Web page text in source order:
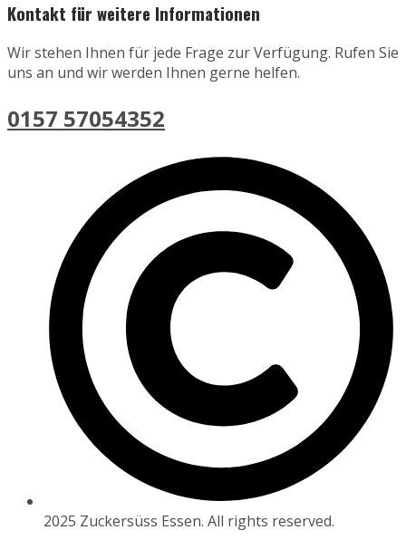
Kontakt für weitere Informationen
Wir stehen Ihnen für jede Frage zur Verfügung. Rufen Sie
uns an und wir werden Ihnen gerne helfen.
0157 57054352
2025 Zuckersüss Essen. All rights reserved.